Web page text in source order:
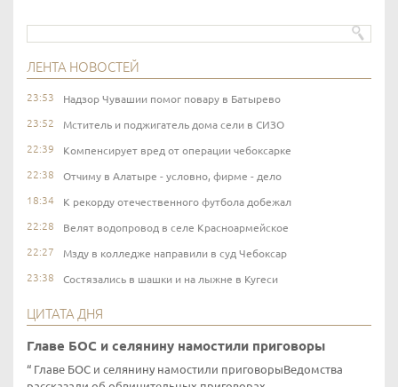
ЛЕНТА НОВОСТЕЙ
23:53 Надзор Чувашии помог повару в Батырево
23:52 Мститель и поджигатель дома сели в СИЗО
22:39 Компенсирует вред от операции чебоксарке
22:38 Отчиму в Алатыре - условно, фирме - дело
18:34 К рекорду отечественного футбола добежал
22:28 Велят водопровод в селе Красноармейское
22:27 Мзду в колледже направили в суд Чебоксар
23:38 Состязались в шашки и на лыжне в Кугеси
ЦИТАТА ДНЯ
Главе БОС и селянину намостили приговоры
Главе БОС и селянину намостили приговорыВедомства